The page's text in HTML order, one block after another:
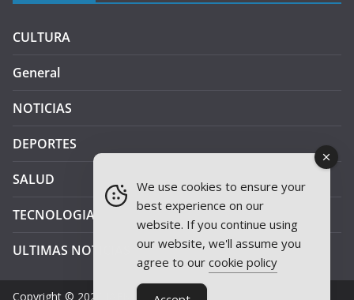
CULTURA
General
NOTICIAS
DEPORTES
SALUD
TECNOLOGIA
ULTIMAS NOTICIAS
Copyright © 2026 JAEN PLUS RADIO
We use cookies to ensure your
best experience on our
website. If you continue using
our website, we'll assume you
agree to our cookie policy